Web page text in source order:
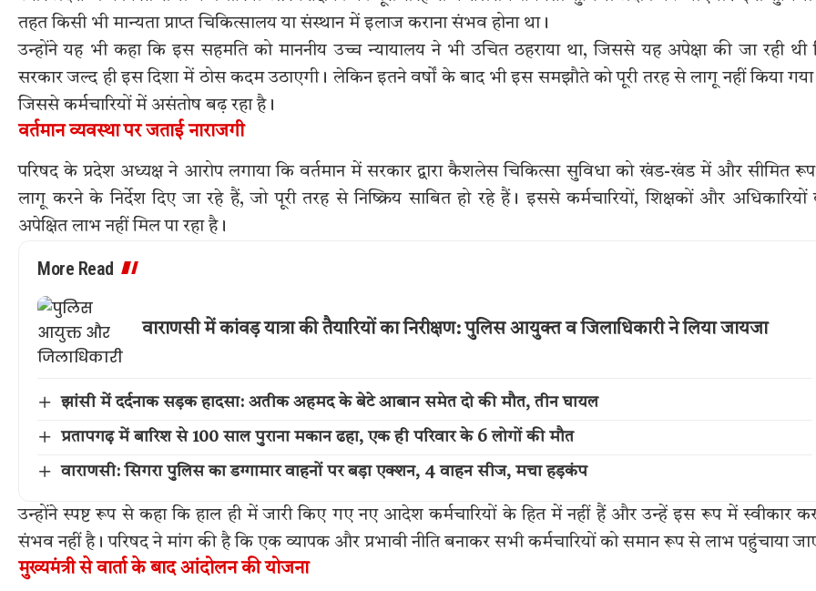
तहत किसी भी मान्यता प्राप्त चिकित्सालय या संस्थान में इलाज कराना संभव होना था।
उन्होंने यह भी कहा कि इस सहमति को माननीय उच्च न्यायालय ने भी उचित ठहराया था, जिससे यह अपेक्षा की जा रही थी
सरकार जल्द ही इस दिशा में ठोस कदम उठाएगी। लेकिन इतने वर्षों के बाद भी इस समझौते को पूरी तरह से लागू नहीं किया गया
जिससे कर्मचारियों में असंतोष बढ़ रहा है।
वर्तमान व्यवस्था पर जताई नाराजगी
परिषद के प्रदेश अध्यक्ष ने आरोप लगाया कि वर्तमान में सरकार द्वारा कैशलेस चिकित्सा सुविधा को खंड-खंड में और सीमित
लागू करने के निर्देश दिए जा रहे हैं, जो पूरी तरह से निष्क्रिय साबित हो रहे हैं। इससे कर्मचारियों, शिक्षकों और अधिकारियों
अपेक्षित लाभ नहीं मिल पा रहा है।
More Read
वाराणसी में कांवड़ यात्रा की तैयारियों का निरीक्षण: पुलिस आयुक्त व जिलाधिकारी ने लिया जायजा
झांसी में दर्दनाक सड़क हादसा: अतीक अहमद के बेटे आबान समेत दो की मौत, तीन घायल
प्रतापगढ़ में बारिश से 100 साल पुराना मकान ढहा, एक ही परिवार के 6 लोगों की मौत
वाराणसी: सिगरा पुलिस का डग्गामार वाहनों पर बड़ा एक्शन, 4 वाहन सीज, मचा हड़कंप
उन्होंने स्पष्ट रूप से कहा कि हाल ही में जारी किए गए नए आदेश कर्मचारियों के हित में नहीं हैं और उन्हें इस रूप में स्वीकार
संभव नहीं है। परिषद ने मांग की है कि एक व्यापक और प्रभावी नीति बनाकर सभी कर्मचारियों को समान रूप से लाभ पहुंचाया
मुख्यमंत्री से वार्ता के बाद आंदोलन की योजना